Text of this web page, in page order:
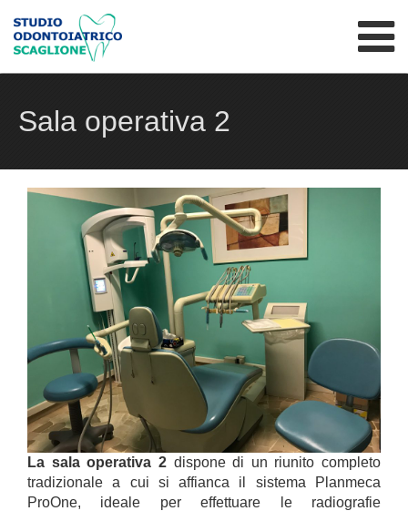
Sala operativa 2
La sala operativa 2dispone di un riunito completo
tradizionale a cui si affianca il sistema Planmeca
ProOne, ideale per effettuare le radiografie